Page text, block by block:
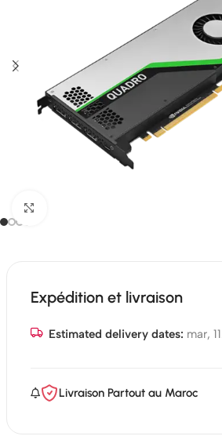
Expédition et livraison
Estimated delivery dates: mar,
Livraison Partout au Maroc